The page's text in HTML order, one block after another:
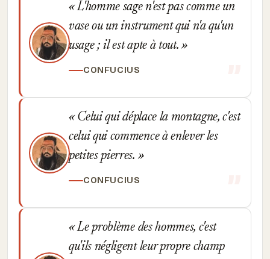
L'homme sage n'est pas comme un
vase ou un instrument qui n'a qu'un
usage ; il est apte à tout.
CONFUCIUS
Celui qui déplace la montagne, c'est
celui qui commence à enlever les
petites pierres.
CONFUCIUS
Le problème des hommes, c'est
qu'ils négligent leur propre champ